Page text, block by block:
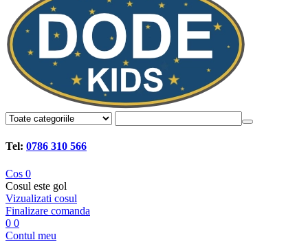
Tel: 0786 310 566
Cos 0
Cosul este gol
Vizualizati cosul
Finalizare comanda
0 0
Contul meu